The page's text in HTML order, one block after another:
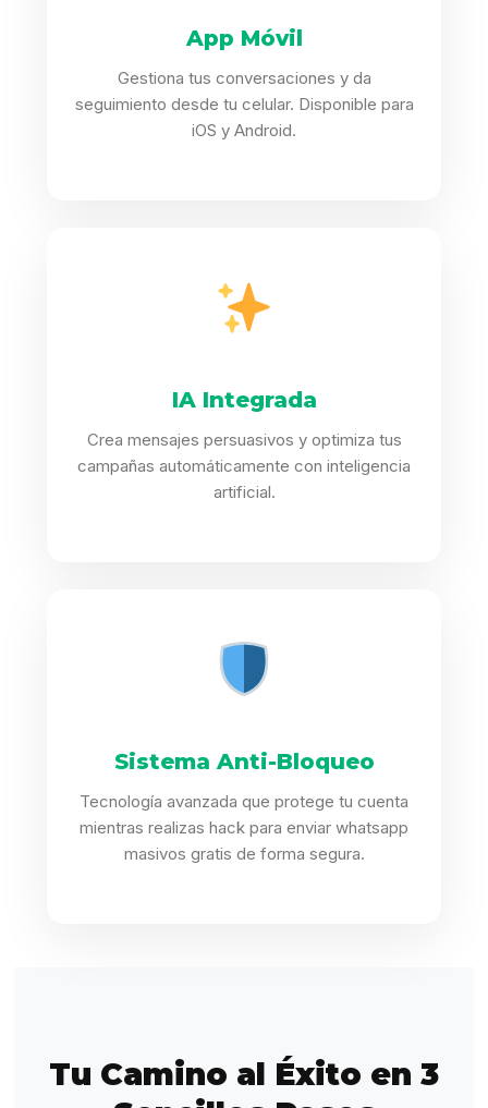
App Móvil
Gestiona tus conversaciones y da
seguimiento desde tu celular. Disponible para
iOS y Android.
IA Integrada
Crea mensajes persuasivos y optimiza tus
campañas automáticamente con inteligencia
artificial.
Sistema Anti-Bloqueo
Tecnología avanzada que protege tu cuenta
mientras realizas hack para enviar whatsapp
masivos gratis de forma segura.
Tu Camino al Éxito en 3